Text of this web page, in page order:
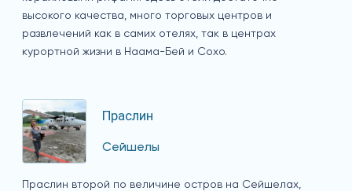
высокого качества, много торговых центров и
развлечений как в самих отелях, так в центрах
курортной жизни в Наама-Бей и Сохо.
Праслин
Сейшелы
Праслин второй по величине остров на Сейшелах,